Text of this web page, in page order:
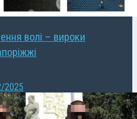
волі – вироки
2025